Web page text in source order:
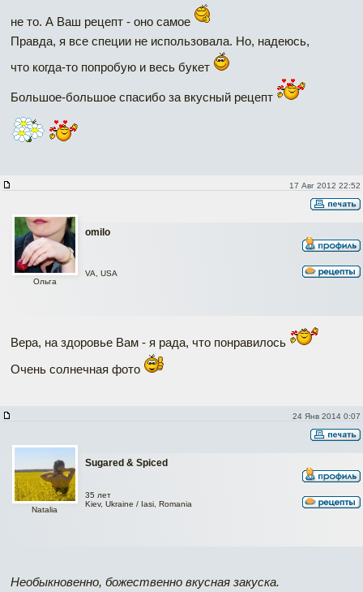
не то. А Ваш рецепт - оно самое
Правда, я все специи не использовала. Но, надеюсь,
что когда-то попробую и весь букет
Большое-большое спасибо за вкусный рецепт
17 Авг 2012 22:52
omilo
Ольга
VA, USA
Вера, на здоровье Вам - я рада, что понравилось
Очень солнечная фото
24 Янв 2014 0:07
Sugared & Spiced
Natalia
35 лет
Kiev, Ukraine / Iasi, Romania
Необыкновенно, божественно вкусная закуска.